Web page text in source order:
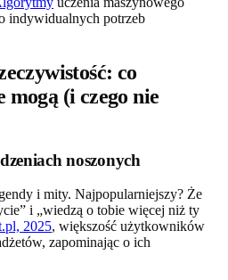
indywidualnych potrzeb
co
mogą (i czego nie
noszonych
i mity. Najpopularniejszy? Że
i „wiedzą o tobie więcej niż ty
2025, większość użytkowników
zapominając o ich